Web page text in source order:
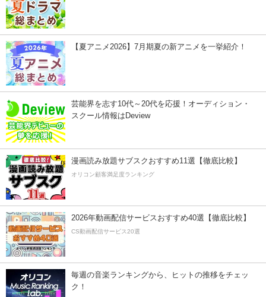
【夏アニメ2026】7月期夏の新アニメを一挙紹介！
芸能界を志す10代～20代を応援！オーディション・
スクール情報はDeview
漫画読み放題サブスクおすすめ11選【徹底比較】
オリコン顧客満足度ランキング
2026年動画配信サービスおすすめ40選【徹底比較】
CS動画配信サービス20選
毎週の音楽ランキングから、ヒットの推移をチェッ
ク！